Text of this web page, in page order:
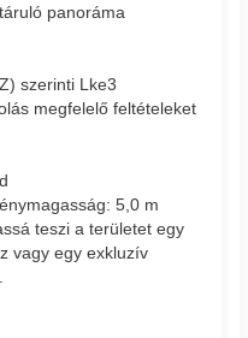
panoráma
szerinti Lke3
megfelelő feltételeket
5,0 m
teszi a területet egy
vagy egy exkluzív